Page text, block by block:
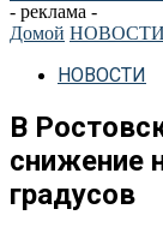
- реклама -
Домой НОВОСТИ
НОВОСТИ
В
снижение
градусов